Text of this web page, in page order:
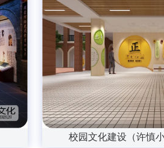
校园文化建设（许慎